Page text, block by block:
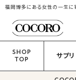
福岡博多にある女性の一生に
SHOP
TOP
サプリ